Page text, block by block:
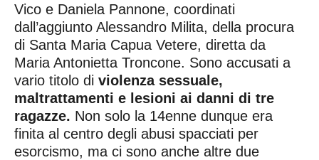
Vico e Daniela Pannone, coordinati
dall’aggiunto Alessandro Milita, della procura
di Santa Maria Capua Vetere, diretta da
Maria Antonietta Troncone. Sono accusati a
vario titolo di violenza sessuale,
maltrattamenti e lesioni ai danni di tre
ragazze. Non solo la 14enne dunque era
finita al centro degli abusi spacciati per
esorcismo, ma ci sono anche altre due